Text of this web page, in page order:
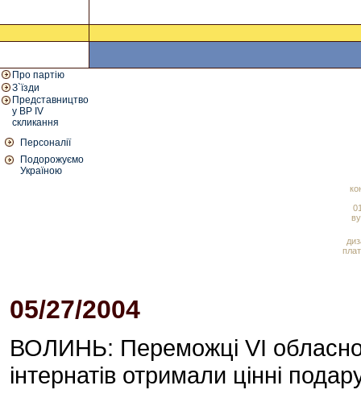
Про партію
З`їзди
Представництво
у ВР IV
скликання
Персоналії
Подорожуємо
Україною
05/27/2004
ВОЛИНЬ: Переможці VI
інтернатів отримали цінні